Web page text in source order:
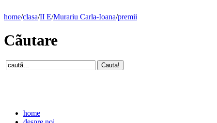
home/clasa/II E/Murariu Carla-Ioana/premii
Cãutare
home